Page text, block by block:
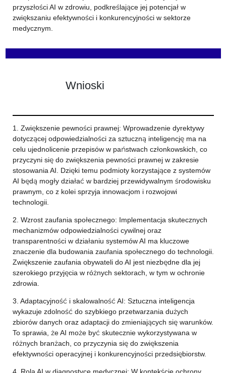
przyszłości AI w zdrowiu, podkreślające jej potencjał w
zwiększaniu efektywności i konkurencyjności w sektorze
medycznym.
Wnioski
1. Zwiększenie pewności prawnej: Wprowadzenie dyrektywy
dotyczącej odpowiedzialności za sztuczną inteligencję ma na
celu ujednolicenie przepisów w państwach członkowskich, co
przyczyni się do zwiększenia pewności prawnej w zakresie
stosowania AI. Dzięki temu podmioty korzystające z systemów
AI będą mogły działać w bardziej przewidywalnym środowisku
prawnym, co z kolei sprzyja innowacjom i rozwojowi
technologii.
2. Wzrost zaufania społecznego: Implementacja skutecznych
mechanizmów odpowiedzialności cywilnej oraz
transparentności w działaniu systemów AI ma kluczowe
znaczenie dla budowania zaufania społecznego do technologii.
Zwiększenie zaufania obywateli do AI jest niezbędne dla jej
szerokiego przyjęcia w różnych sektorach, w tym w ochronie
zdrowia.
3. Adaptacyjność i skalowalność AI: Sztuczna inteligencja
wykazuje zdolność do szybkiego przetwarzania dużych
zbiorów danych oraz adaptacji do zmieniających się warunków.
To sprawia, że AI może być skutecznie wykorzystywana w
różnych branżach, co przyczynia się do zwiększenia
efektywności operacyjnej i konkurencyjności przedsiębiorstw.